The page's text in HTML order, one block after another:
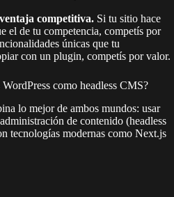
competitiva. Si tu sitio hace
el de tu competencia, competís por
únicas que tu
con un plugin, competís por valor.
como headless CMS?
lo mejor de ambos mundos: usar
de contenido (headless
tecnologías modernas como Next.js